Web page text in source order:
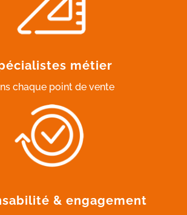
métier
chaque point de vente
& engagement